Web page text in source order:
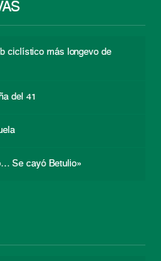
ciclístico más longevo de
del 41
Se cayó Betulio»